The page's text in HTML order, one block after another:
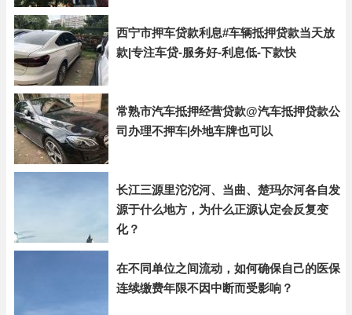
西宁市押车贷款利息#车辆抵押贷款当天放
款|专注车贷-服务好-利息低-下款快
常熟市汽车抵押经营贷款@汽车抵押贷款公
司办理不押车|外地车牌也可以
长江三源里沱沱河、当曲、楚玛尔河各自发
源于什么地方，为什么正源认定会反复变
化？
在不同单位之间流动，如何确保自己的医保
连续缴费年限不因中断而受影响？